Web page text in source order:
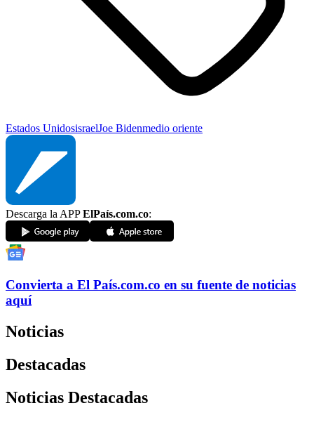
Estados UnidosisraelJoe Bidenmedio oriente
Descarga la APPElPaís.com.co:
Convierta a El País.com.co en su fuente de noticias
aquí
Noticias
Destacadas
Noticias Destacadas